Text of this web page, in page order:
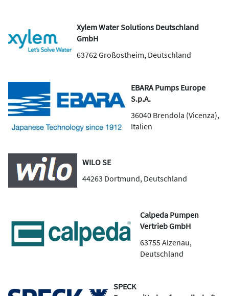
Xylem Water Solutions Deutschland
GmbH
63762Großostheim, Deutschland
EBARA Pumps Europe
S.p.A.
36040 Brendola (Vicenza),
Italien
WILO SE
44263 Dortmund, Deutschland
Calpeda Pumpen
Vertrieb GmbH
63755Alzenau,
Deutschland
SPECK